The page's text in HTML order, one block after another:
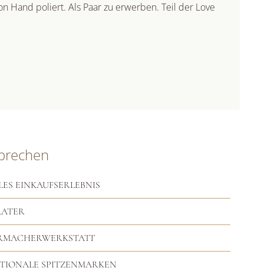
Hand poliert. Als Paar zu erwerben. Teil der Love
EINKAUFSERLEBNIS
SPITZENMARKEN